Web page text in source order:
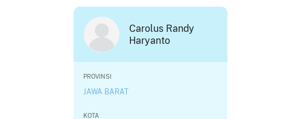
Carolus Randy
Haryanto
PROVINSI
JAWA BARAT
KOTA